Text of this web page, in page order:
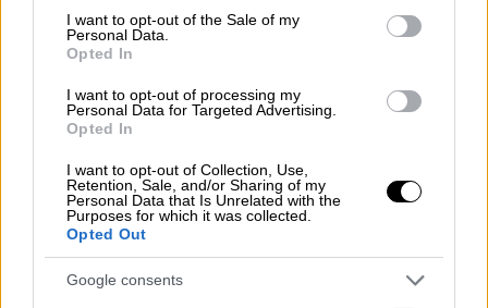
consent section.
I want to opt-out of the Sale of my
Personal Data.
Opted In
I want to opt-out of processing my
Personal Data for Targeted Advertising.
Opted In
I want to opt-out of Collection, Use,
Retention, Sale, and/or Sharing of my
Personal Data that Is Unrelated with the
Purposes for which it was collected.
Opted Out
Google consents
Σας θυμίζω ότι για πολλά χρόνια, ήμουν
παρών στους αγώνες του κινήματος, με
δύο φορές ήμουν και υποψήφιος βουλευτής.
Ως μαχόμενος δημοσιογράφος για περίπου
40 χρόνια, ήμουν και παραμένω στην πρώτη
γραμμή κοντά στους πολίτες και αναδεικνύω
τα προβλήματα τους, από τηλεοπτικούς και
ραδιοφωνικούς σταθμούς στους οποίους
εργαζόμουν και συνεργάζομαι, πιστός στις